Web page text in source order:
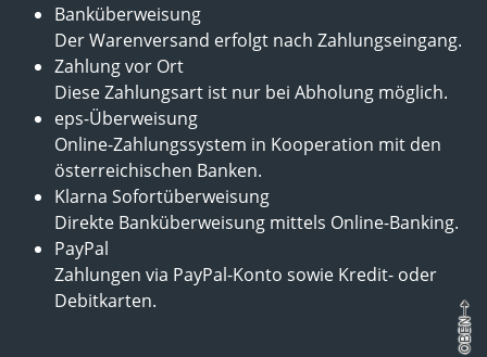
Banküberweisung
Der Warenversand erfolgt nach Zahlungseingang.
Zahlung vor Ort
Diese Zahlungsart ist nur bei Abholung möglich.
eps-Überweisung
Online-Zahlungssystem in Kooperation mit den
österreichischen Banken.
Klarna Sofortüberweisung
Direkte Banküberweisung mittels Online-Banking.
PayPal
Zahlungen via PayPal-Konto sowie Kredit- oder
Debitkarten.